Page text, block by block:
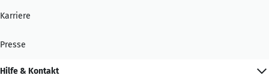
Karriere
Presse
Hilfe & Kontakt